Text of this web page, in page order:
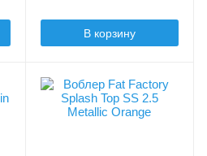
В корзину
Цвет приманки
Metallic Orange